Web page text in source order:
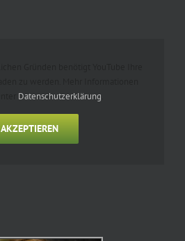
Datenschutzerklärung
AKZEPTIEREN